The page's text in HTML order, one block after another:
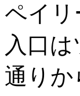
ペイリ
入口
通り